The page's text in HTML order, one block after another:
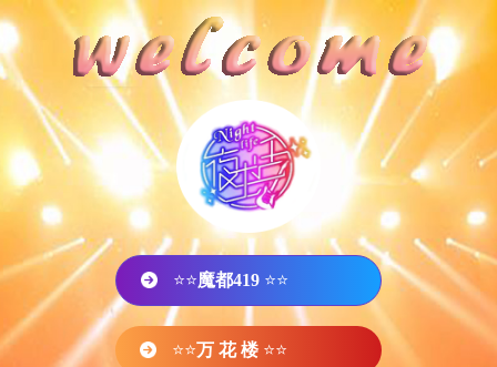
⭐⭐魔都419 ⭐⭐
⭐⭐万 花 楼 ⭐⭐